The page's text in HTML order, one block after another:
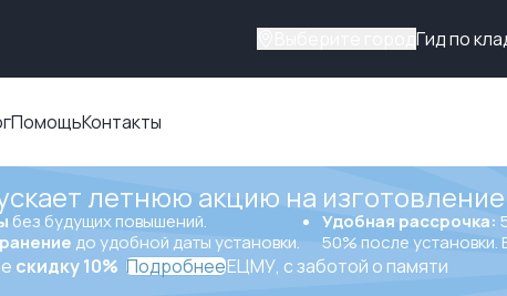
Гид по
ПомощьКонтакты
летнюю акцию на
без будущих повышений.
до удобной даты установки.
Удобная рассрочка:
50% после установки.
скидку 10% ПодробнееЕЦМУ, с заботой о памяти